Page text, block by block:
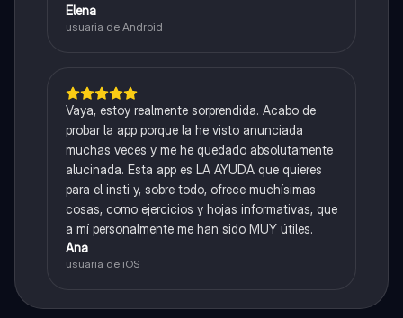
Elena
usuaria de Android
Vaya, estoy realmente sorprendida. Acabo de
probar la app porque la he visto anunciada
muchas veces y me he quedado absolutamente
alucinada. Esta app es LA AYUDA que quieres
para el insti y, sobre todo, ofrece muchísimas
cosas, como ejercicios y hojas informativas, que
a mí personalmente me han sido MUY útiles.
Ana
usuaria de iOS